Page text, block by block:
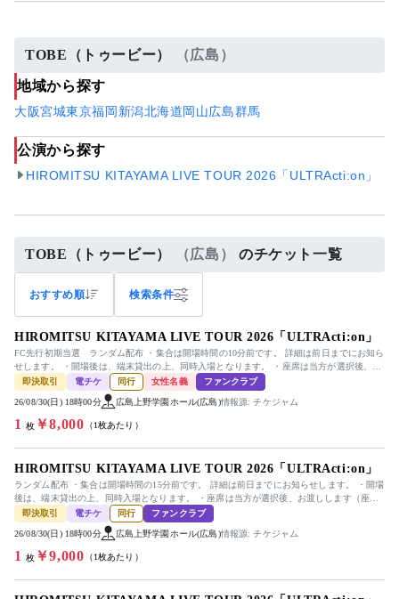
TOBE（トゥービー） （広島）
地域から探す
大阪宮城東京福岡 新潟北海道岡山広島群馬
公演から探す
HIROMITSU KITAYAMA LIVE TOUR 2026「ULTRActi:on」
TOBE（トゥービー） （広島） のチケット一覧
おすすめ順 検索条件
HIROMITSU KITAYAMA LIVE TOUR 2026「ULTRActi:on」
FC先行初期当選 ランダム配布 ・集合は開場時間の10分前です。 詳細は前日までにお知ら
せします。 ・開場後は、端末貸出の上、同時入場となります。 ・座席は当方が選択後、お
渡しします（座席選...
即決取引 電チケ 同行 女性名義 ファンクラブ
26/08/30(日) 18時00分 広島上野学園ホール(広島)情報源: チケジャム
1 枚￥8,000 （1枚あたり）
HIROMITSU KITAYAMA LIVE TOUR 2026「ULTRActi:on」
ランダム配布 ・集合は開場時間の15分前です。 詳細は前日までにお知らせします。 ・開場
後は、端末貸出の上、同時入場となります。 ・座席は当方が選択後、お渡しします（座席
選択不可） ...
即決取引 電チケ 同行 ファンクラブ
26/08/30(日) 18時00分 広島上野学園ホール(広島)情報源: チケジャム
1 枚￥9,000 （1枚あたり）